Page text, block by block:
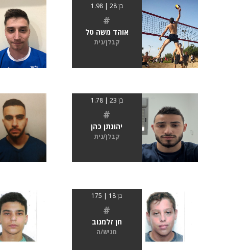
בן 28 | 1.98
#
אוהד משה טל
קבלן/נית
בן 23 | 1.78
#
יהונתן כהן
קבלן/נית
בן 18 | 175
#
חן זלמנוב
מגיש/ה